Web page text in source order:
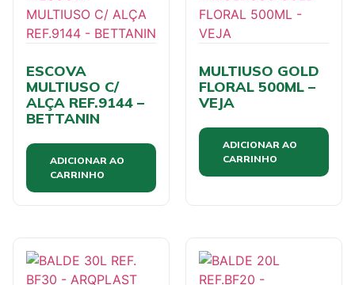
ESCOVA
MULTIUSO C/
ALÇA REF.9144 –
BETTANIN
ADICIONAR AO
CARRINHO
MULTIUSO GOLD
FLORAL 500ML –
VEJA
ADICIONAR AO
CARRINHO